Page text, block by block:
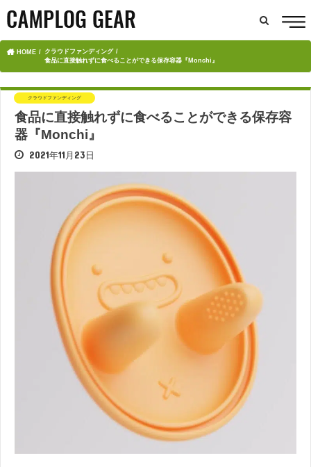
HOME
クラウドファンディング
食品に直接触れずに食べることができる保存容器『Monchi』
クラウドファンディング
食品に直接触れずに食べることができる保存容
器『Monchi』
2021年11月23日